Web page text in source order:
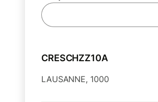
CRESCHZZ10A
LAUSANNE, 1000